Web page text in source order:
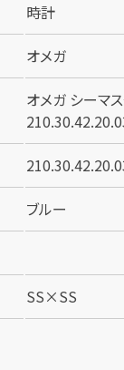
時計
オメガ
オメガ シーマ
ブルー
SS×SS